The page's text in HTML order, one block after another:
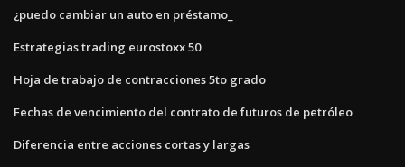
¿puedo cambiar un auto en préstamo_
Estrategias trading eurostoxx 50
Hoja de trabajo de contracciones 5to grado
Fechas de vencimiento del contrato de futuros de petróleo
Diferencia entre acciones cortas y largas